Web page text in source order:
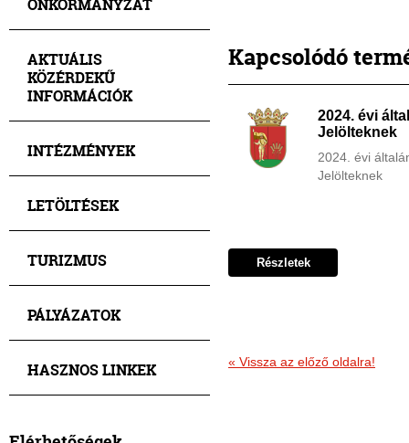
ÖNKORMÁNYZAT
AKTUÁLIS
KÖZÉRDEKŰ
INFORMÁCIÓK
INTÉZMÉNYEK
LETÖLTÉSEK
TURIZMUS
PÁLYÁZATOK
HASZNOS LINKEK
Kapcsolódó
2024. évi
Jelölteknek
2024. évi
Jelölteknek
Részletek
« Vissza az előző oldalra!